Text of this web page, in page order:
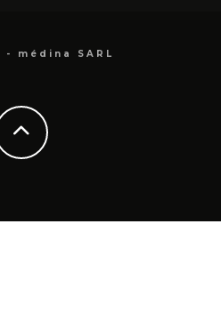
médina SARL